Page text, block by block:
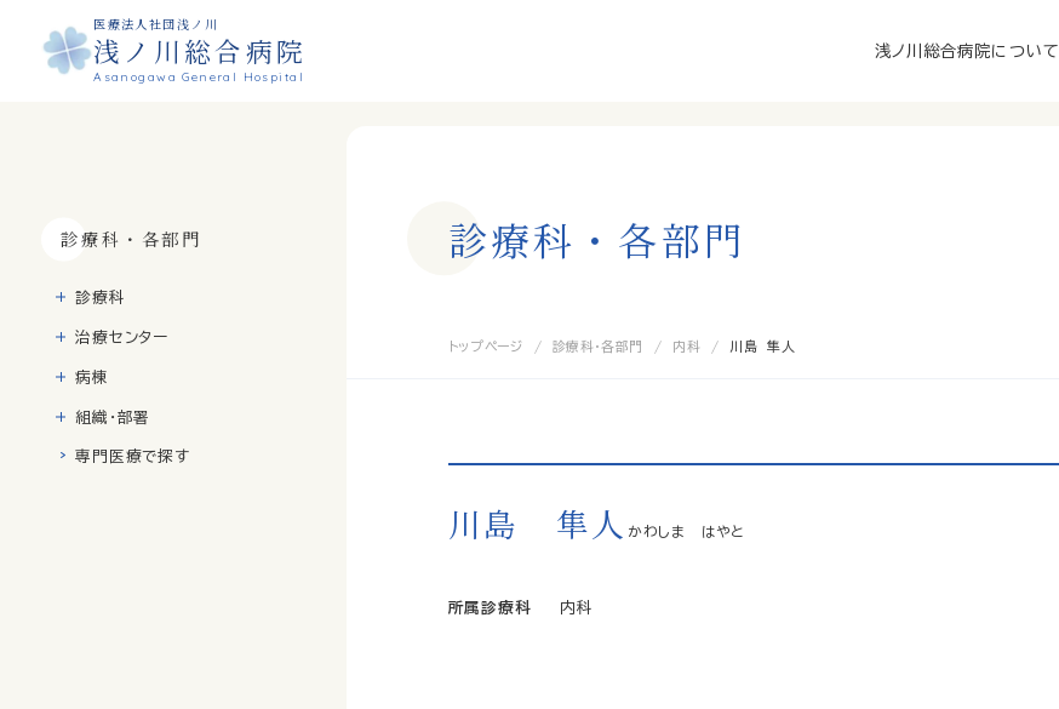
医療法人社団浅ノ川
浅ノ川総合病院
Asanogawa General Hospital
浅ノ川総合病院について
診療科・各部門
診療科
治療センター
病棟
組織・部署
専門医療で探す
診療科 ・ 各部門
トップページ 診療科・各部門 内科 川島 隼人
川島 隼人 かわしま はやと
所属診療科 内科